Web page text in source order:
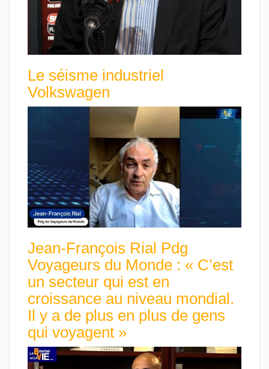
Le séisme industriel
Volkswagen
Jean-François Rial Pdg
Voyageurs du Monde : « C’est
un secteur qui est en
croissance au niveau mondial.
Il y a de plus en plus de gens
qui voyagent »